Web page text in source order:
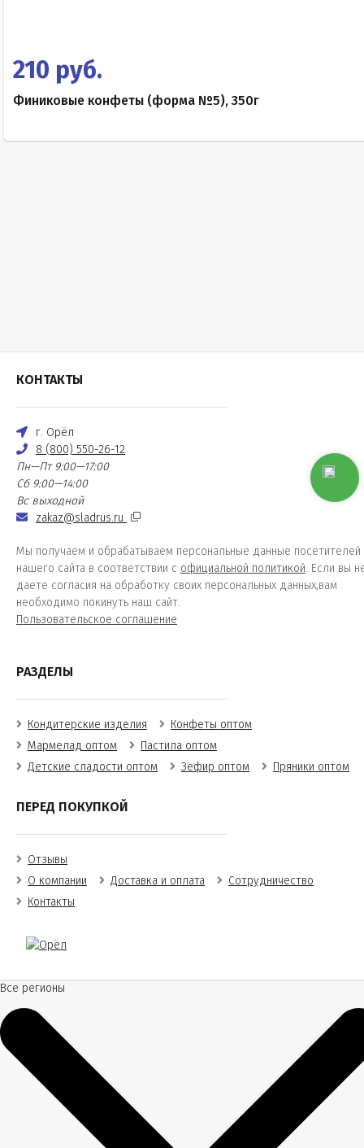
210 руб.
Финиковые конфеты (форма №5), 350г
КОНТАКТЫ
г. Орёл
8 (800) 550-26-12
Пн—Пт 9:00—17:00
Сб 9:00—14:00
Вс выходной
zakaz@sladrus.ru
Мы получаем и обрабатываем персональные данные посетителей
нашего сайта в соответствии с официальной политикой. Если вы
даете согласия на обработку своих персональных данных,вам
необходимо покинуть наш сайт.
Пользовательское соглашение
РАЗДЕЛЫ
Кондитерские изделия
Конфеты оптом
Мармелад оптом
Пастила оптом
Детские сладости оптом
Зефир оптом Пряники оптом
ПЕРЕД ПОКУПКОЙ
Отзывы
О компании
Доставка и оплата
Сотрудничество
Контакты
Все регионы